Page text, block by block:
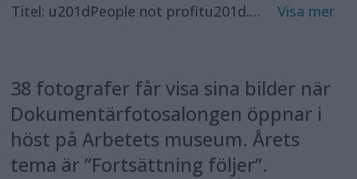
Titel: u201dPeople not profitu201d. Foto: Natalia Medina
38 fotografer får visa sina bilder när
Dokumentärfotosalongen öppnar i
höst på Arbetets museum. Årets
tema är ”Fortsättning följer”.